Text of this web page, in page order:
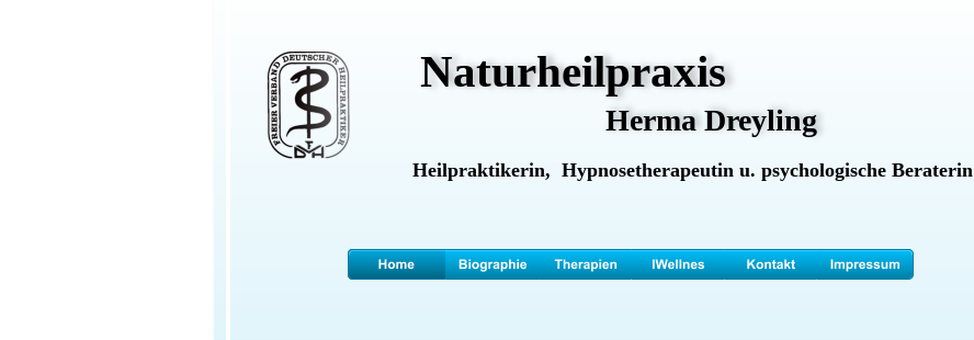
Naturheilpraxis
Herma Dreyling
Heilpraktikerin,  Hypnosetherapeutin u. psychologische Beraterin